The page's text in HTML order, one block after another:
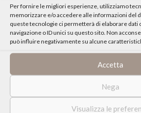
Per fornire le migliori esperienze, utilizziamo
memorizzare e/o accedere alle informazioni del
queste tecnologie ci permetterà di elaborare
navigazione o ID unici su questo sito. Non
può influire negativamente su alcune
Accetta
Nega
Visualizza le
CONDIVIDI QUESTO